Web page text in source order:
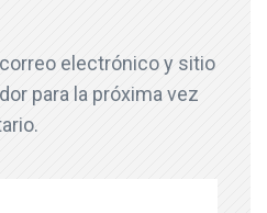
electrónico y sitio
para la próxima vez